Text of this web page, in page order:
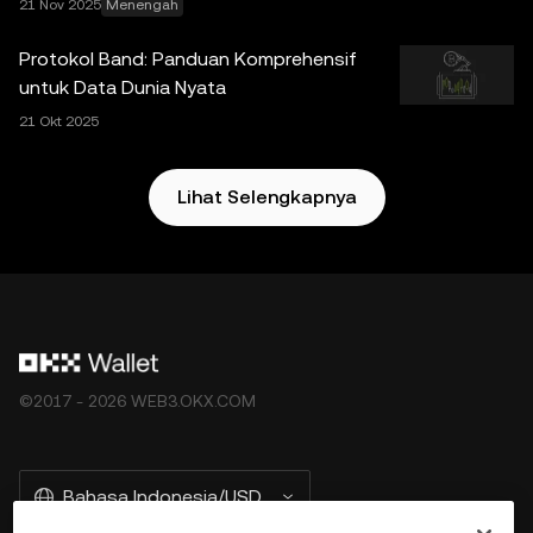
Ketentuan Layanan Ekosistem OKX Web3
21 Nov 2025 Menengah
Protokol Band: Panduan Komprehensif
untuk Data Dunia Nyata
21 Okt 2025
Lihat Selengkapnya
©2017 - 2026 WEB3.OKX.COM
Bahasa Indonesia/USD